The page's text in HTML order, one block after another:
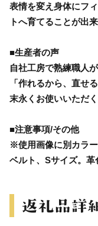
表情を変え身体にフ
トへ育てることが出来
■生産者の声
自社工房で熟練職人
「作れるから、直せる
末永くお使いいただ
■注意事項/その他
※使用画像に別カラ
ベルト、Sサイズ。革